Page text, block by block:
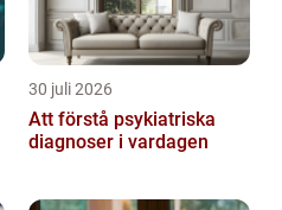
30 juli 2026
Att förstå psykiatriska
diagnoser i vardagen